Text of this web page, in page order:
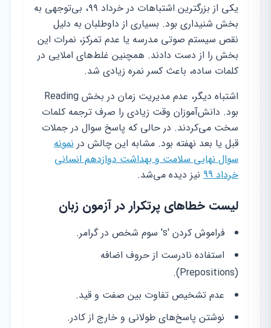
یکی از بزرگترین اشتباهات در خرداد ۹۹، بی‌توجهی به
بخش شنیداری بود. بسیاری از داوطلبان به دلیل
نقص سیستم صوتی مدرسه یا عدم تمرکز، نمرات این
بخش را از دست دادند. همچنین غلط‌های املایی در
کلمات ساده، باعث کسر نمره زیادی شد.
اشتباه دیگر، عدم مدیریت زمان در بخش Reading
بود. دانش‌آموزان وقت زیادی را صرف ترجمه کلمات
سخت می‌کردند. در حالی که پاسخ سوال در جملات
قبل یا بعد نهفته بود. مشابه این چالش در نمونه
سوال نهایی سلامت و بهداشت دوازدهم انسانی
خرداد 99
نیز دیده می‌شد.
لیست خطاهای پرتکرار در آزمون زبان
فراموش کردن 's' سوم شخص در گرامر.
استفاده نادرست از حروف اضافه
(Prepositions).
عدم تشخیص تفاوت بین صفت و قید.
نوشتن پاسخ‌های طولانی و خارج از کادر.